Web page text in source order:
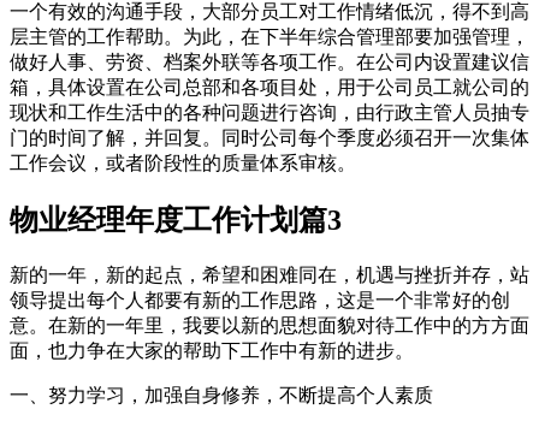
一个有效的沟通手段，大部分员工对工作情绪低沉，得不到高
层主管的工作帮助。为此，在下半年综合管理部要加强管理，
做好人事、劳资、档案外联等各项工作。在公司内设置建议信
箱，具体设置在公司总部和各项目处，用于公司员工就公司的
现状和工作生活中的各种问题进行咨询，由行政主管人员抽专
门的时间了解，并回复。同时公司每个季度必须召开一次集体
工作会议，或者阶段性的质量体系审核。
物业经理年度工作计划篇3
新的一年，新的起点，希望和困难同在，机遇与挫折并存，站
领导提出每个人都要有新的工作思路，这是一个非常好的创
意。在新的一年里，我要以新的思想面貌对待工作中的方方面
面，也力争在大家的帮助下工作中有新的进步。
一、努力学习，加强自身修养，不断提高个人素质